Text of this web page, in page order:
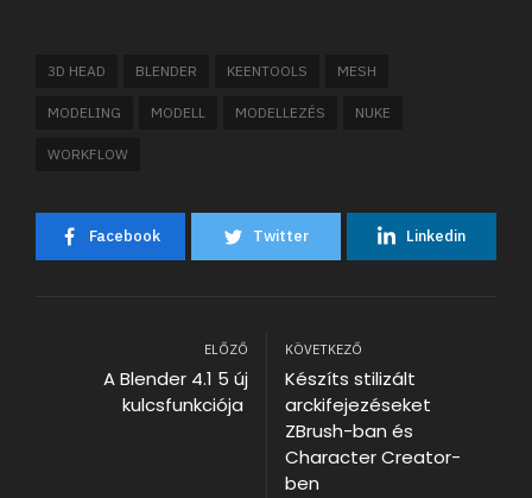
3D HEAD BLENDER KEENTOOLS MESH
MODELING MODELL MODELLEZÉS NUKE
WORKFLOW
Facebook Twitter Linkedin
ELŐZŐ
A Blender 4.1 5 új
kulcsfunkciója
KÖVETKEZŐ
Készíts stilizált
arckifejezéseket
ZBrush-ban és
Character Creator-
ben